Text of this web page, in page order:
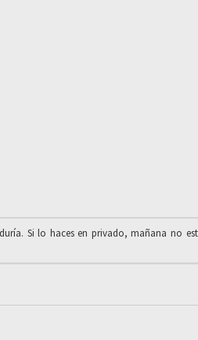
Si lo haces en privado, mañana no